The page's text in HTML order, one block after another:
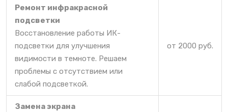
Ремонт инфракрасной
подсветки
Восстановление работы ИК-
подсветки для улучшения
видимости в темноте. Решаем
проблемы с отсутствием или
слабой подсветкой.
от 2000 руб.
Замена экрана